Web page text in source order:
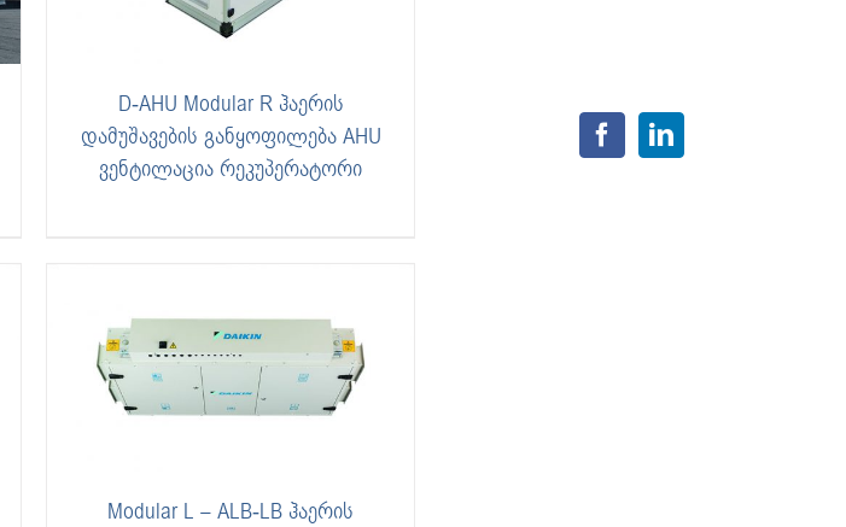
D-AHU Modular R ჰაერის
დამუშავების განყოფილება AHU
ვენტილაცია რეკუპერატორი
Modular L – ALB-LB ჰაერის